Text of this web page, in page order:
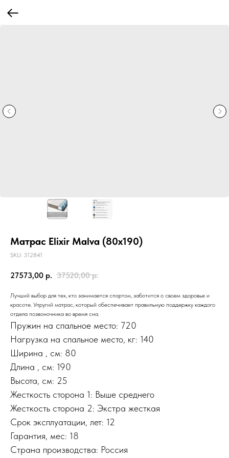
Матрас Elixir Malva (80х190)
SKU: 312841
27573,00 р. 37520,00 р.
Лучший выбор для тех, кто занимается спортом, заботится о своем здоровье и
красоте. Упругий матрас, который обеспечивает правильную поддержку каждого
отдела позвоночника во время сна.
Пружин на спальное место: 720
Нагрузка на спальное место, кг: 140
Ширина , см: 80
Длина , см: 190
Высота, см: 25
Жесткость сторона 1: Выше среднего
Жесткость сторона 2: Экстра жесткая
Срок эксплуатации, лет: 12
Гарантия, мес: 18
Страна производства: Россия